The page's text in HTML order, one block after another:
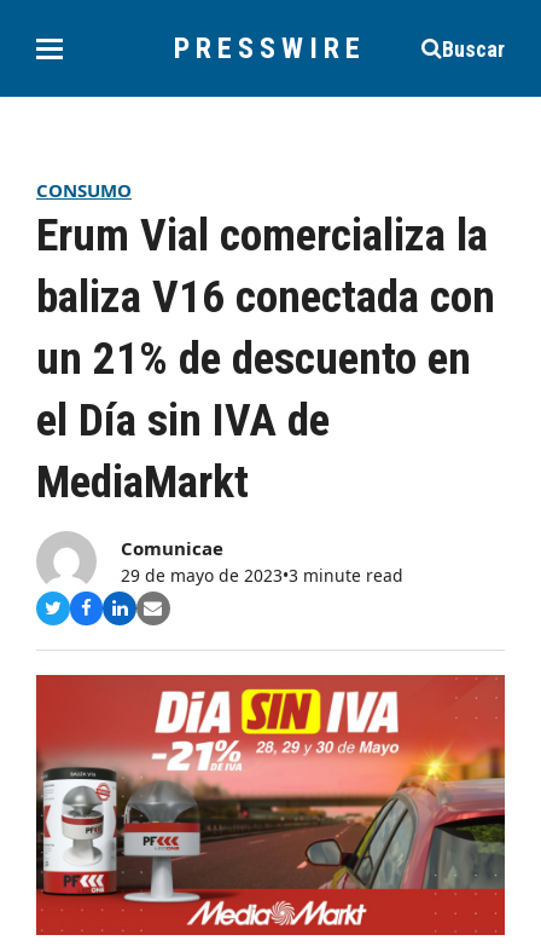
PRESSWIRE Buscar
CONSUMO
Erum Vial comercializa la
baliza V16 conectada con
un 21% de descuento en
el Día sin IVA de
MediaMarkt
Comunicae
29 de mayo de 2023•3 minute read
Compartir
Twitter
Compartir
Facebook
Compartir
LinkedIn
Share
Email